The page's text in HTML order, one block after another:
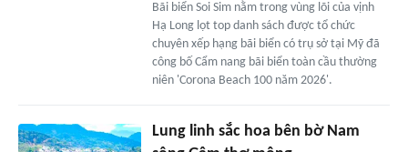
Bãi biển Soi Sim nằm trong vùng lõi của vịnh
Hạ Long lọt top danh sách được tổ chức
chuyên xếp hạng bãi biển có trụ sở tại Mỹ đã
công bố Cẩm nang bãi biển toàn cầu thường
niên 'Corona Beach 100 năm 2026'.
Lung linh sắc hoa bên bờ Nam